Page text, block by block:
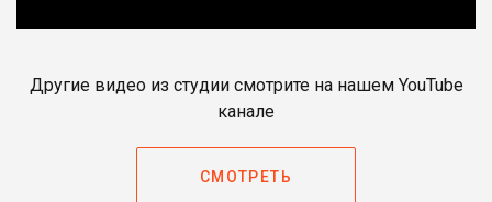
Другие видео из студии смотрите на нашем YouTube
канале
СМОТРЕТЬ